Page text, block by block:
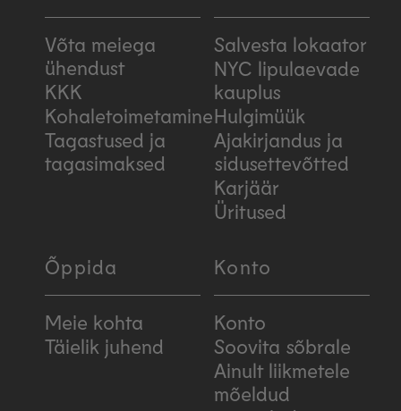
Võta meiega
ühendust
KKK
Kohaletoimetamine
Tagastused ja
tagasimaksed
Salvesta lokaator
NYC lipulaevade
kauplus
Hulgimüük
Ajakirjandus ja
sidusettevõtted
Karjäär
Üritused
Õppida
Meie kohta
Täielik juhend
Konto
Konto
Soovita sõbrale
Ainult liikmetele
mõeldud